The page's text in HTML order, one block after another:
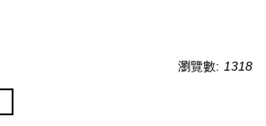
瀏覽數: 1318